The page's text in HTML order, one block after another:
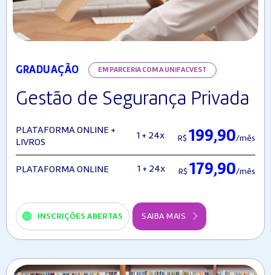
GRADUAÇÃO EM PARCERIA COM A UNIFACVEST
Gestão de Segurança Privada
PLATAFORMA ONLINE +
LIVROS
1 + 24x R$ 199,90/mês
PLATAFORMA ONLINE 1 + 24x R$ 179,90/mês
INSCRIÇÕES ABERTAS SAIBA MAIS